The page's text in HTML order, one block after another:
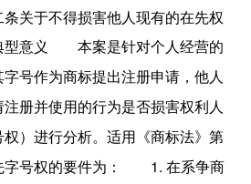
关于不得损害他人现有的在先权
意义 本案是针对个人经营的
号作为商标提出注册申请，他人
册并使用的行为是否损害权利人
） 进行分析。适用《商标法》第
号权的要件为：
1. 在系争商